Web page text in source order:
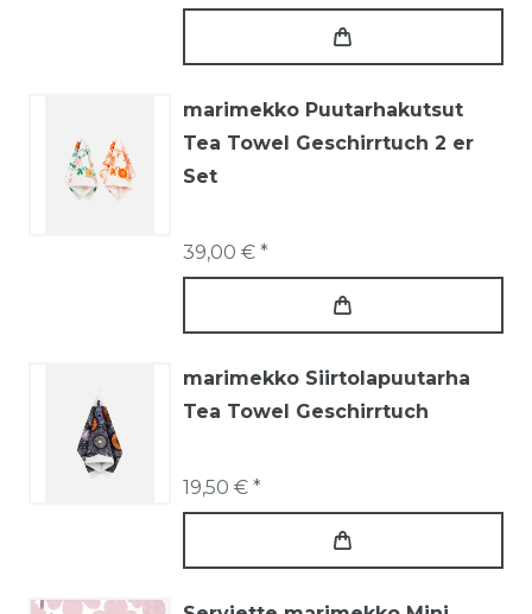
marimekko Puutarhakutsut
Tea Towel Geschirrtuch 2 er
Set
39,00 € *
marimekko Siirtolapuutarha
Tea Towel Geschirrtuch
19,50 € *